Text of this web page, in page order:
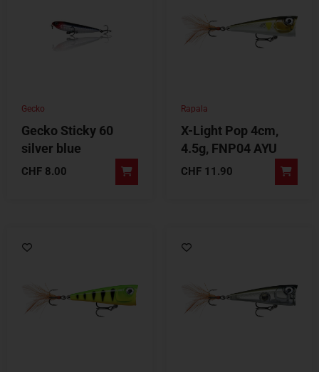
Gecko
Gecko Sticky 60
silver blue
CHF 8.00
Rapala
X-Light Pop 4cm,
4.5g, FNP04 AYU
CHF 11.90